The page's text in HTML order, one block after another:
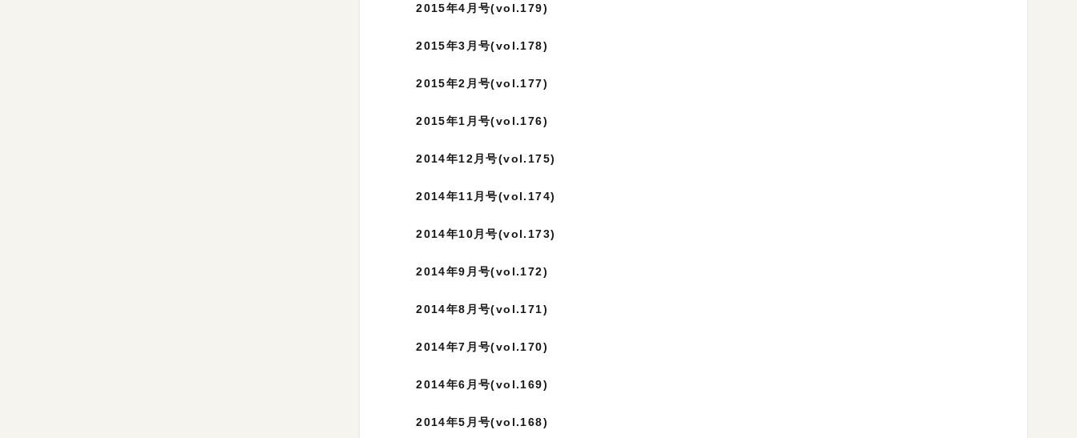
2015年4月号(vol.179)
2015年3月号(vol.178)
2015年2月号(vol.177)
2015年1月号(vol.176)
2014年12月号(vol.175)
2014年11月号(vol.174)
2014年10月号(vol.173)
2014年9月号(vol.172)
2014年8月号(vol.171)
2014年7月号(vol.170)
2014年6月号(vol.169)
2014年5月号(vol.168)